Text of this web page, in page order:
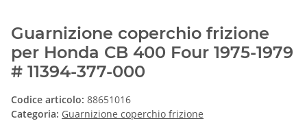
Guarnizione coperchio frizione
per Honda CB 400 Four 1975-1979
# 11394-377-000
Codice articolo: 88651016
Categoria: Guarnizione coperchio frizione